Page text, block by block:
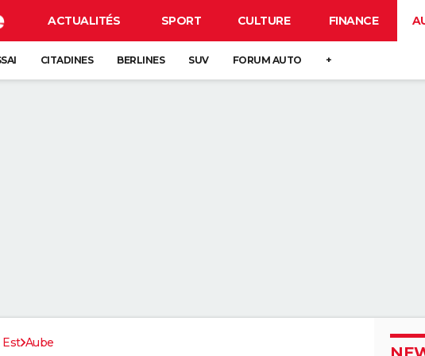
ACTUALITÉS SPORT CULTURE FINANCE
CITADINES BERLINES SUV FORUM AUTO +
Est Aube